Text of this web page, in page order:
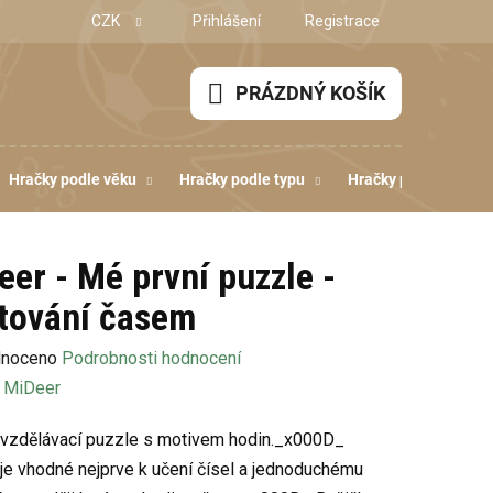
CZK Přihlášení Registrace
NÁKUPNÍ
KOŠÍK
PRÁZDNÝ KOŠÍK
Hračky podle věku Hračky podle typu Hračky podle
- Mé první puzzle -
časem
Podrobnosti hodnocení
MiDeer
puzzle s motivem hodin._x000D_
vhodné nejprve k učení čísel a jednoduchému